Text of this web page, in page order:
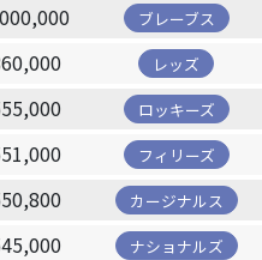
ブレーブス
レッズ
ロッキーズ
フィリーズ
カージナルス
ナショナルズ